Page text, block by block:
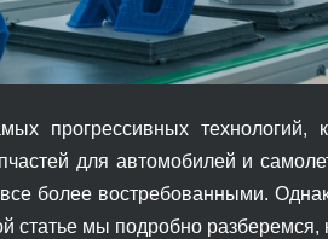
прогрессивных технологий,
для автомобилей и
более востребованными.
статье мы подробно разберемся,